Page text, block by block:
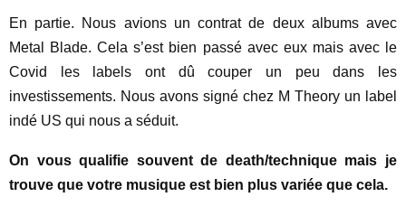
En partie. Nous avions un contrat de deux albums avec
Metal Blade. Cela s’est bien passé avec eux mais avec le
Covid les labels ont dû couper un peu dans les
investissements. Nous avons signé chez M Theory un label
indé US qui nous a séduit.
On vous qualifie souvent de death/technique mais je
trouve que votre musique est bien plus variée que cela.